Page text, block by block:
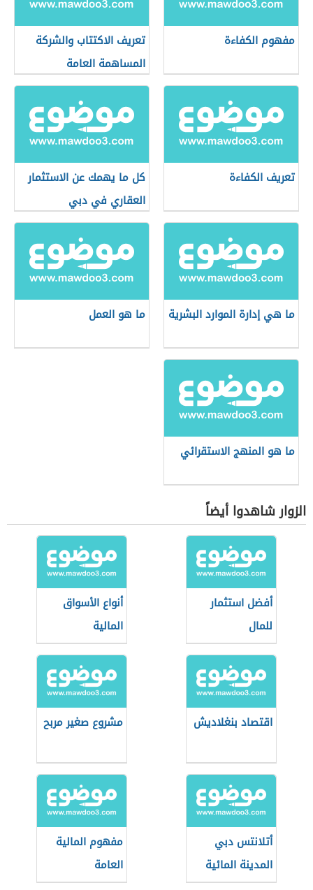
مفهوم الكفاءة
تعريف الاكتتاب والشركة
المساهمة العامة
تعريف الكفاءة
كل ما يهمك عن الاستثمار
العقاري في دبي
ما هي إدارة الموارد البشرية ما هو العمل
ما هو المنهج الاستقرائي
الزوار شاهدوا أيضاً
أفضل استثمار
للمال
أنواع الأسواق
المالية
اقتصاد بنغلاديش مشروع صغير مربح
أتلانتس دبي
المدينة المائية
مفهوم المالية
العامة